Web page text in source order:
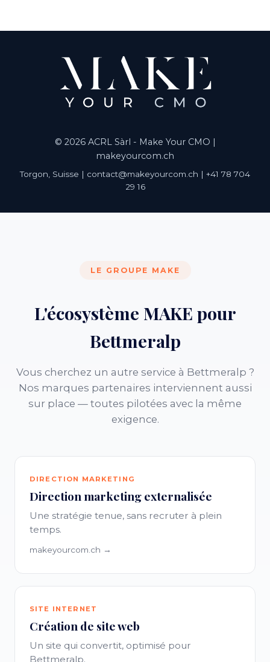
© 2026 ACRL Sàrl - Make Your CMO |
makeyourcom.ch
Torgon, Suisse | contact@makeyourcom.ch | +41 78 704
29 16
LE GROUPE MAKE
L'écosystème MAKE pour
Bettmeralp
Vous cherchez un autre service à Bettmeralp ?
Nos marques partenaires interviennent aussi
sur place — toutes pilotées avec la même
exigence.
DIRECTION MARKETING
Direction marketing externalisée
Une stratégie tenue, sans recruter à plein
temps.
makeyourcom.ch →
SITE INTERNET
Création de site web
Un site qui convertit, optimisé pour
Bettmeralp.